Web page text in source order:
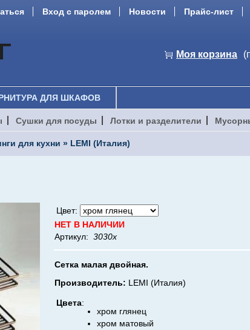
Вход с паролем Новости Прайс-лист
Моя корзина
ДЛЯ ШКАФОВ
Сушки для посуды Лотки и разделители
для кухни » LEMI (Италия)
Цвет:
НЕТ В НАЛИЧИИ
Артикул: 3030х
Сетка малая двойная.
Производитель: LEMI (Италия)
Цвета:
хром глянец
хром матовый